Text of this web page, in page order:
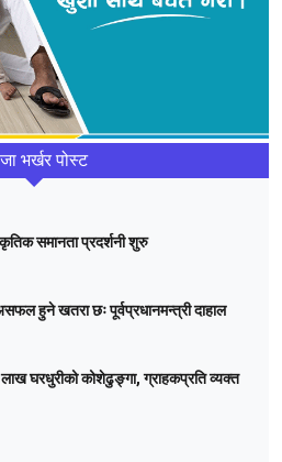
भर्खर पोस्ट
समानता प्रदर्शनी शुरु
हुने खतरा छः पूर्वप्रधानमन्त्री दाहाल
घरधुरीको कोशेढुङ्गा, ग्राहकप्रति व्यक्त